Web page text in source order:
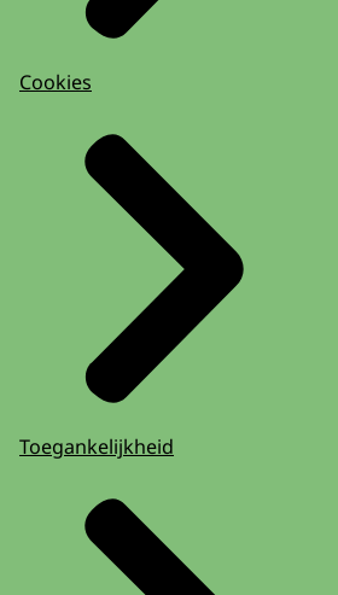
Cookies
Toegankelijkheid